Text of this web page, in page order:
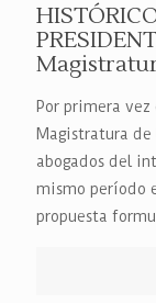
Por primera
Magistratura
abogados del
mismo período
propuesta